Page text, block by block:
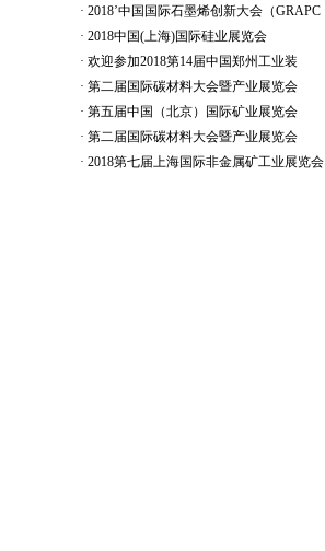
· 2018’中国国际石墨烯创新大会（GRAPC
· 2018中国(上海)国际硅业展览会
· 欢迎参加2018第14届中国郑州工业装
· 第二届国际碳材料大会暨产业展览会
· 第五届中国（北京）国际矿业展览会
· 第二届国际碳材料大会暨产业展览会
· 2018第七届上海国际非金属矿工业展览会